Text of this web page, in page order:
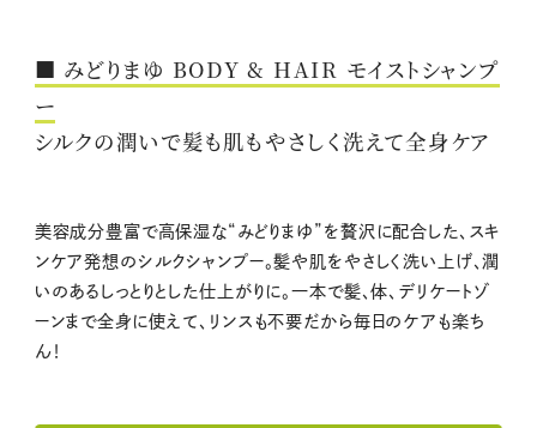
■ みどりまゆ BODY & HAIR モイストシャンプ
ー
シルクの潤いで髪も肌もやさしく洗えて全身ケア
美容成分豊富で高保湿な“みどりまゆ”を贅沢に配合した、スキ
ンケア発想のシルクシャンプー。髪や肌をやさしく洗い上げ、潤
いのあるしっとりとした仕上がりに。一本で髪、体、デリケートゾ
ーンまで全身に使えて、リンスも不要だから毎日のケアも楽ち
ん！